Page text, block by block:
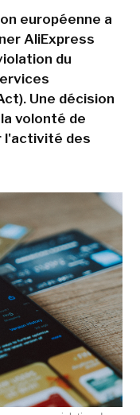
européenne a
AliExpress
du
Une décision
volonté de
l'activité des